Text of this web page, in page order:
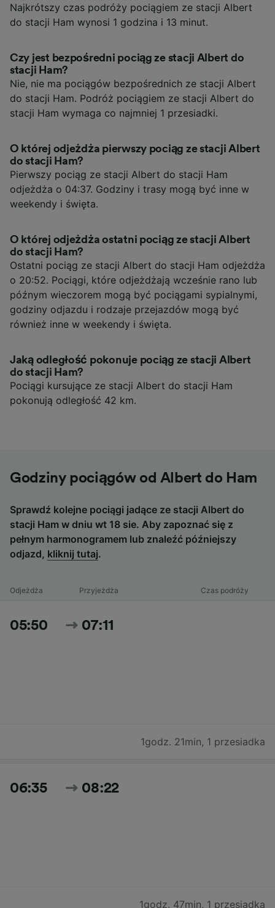
Najkrótszy czas podróży pociągiem ze stacji Albert
do stacji Ham wynosi 1 godzina i 13 minut.
Czy jest bezpośredni pociąg ze stacji Albert do
stacji Ham?
Nie, nie ma pociągów bezpośrednich ze stacji Albert
do stacji Ham. Podróż pociągiem ze stacji Albert do
stacji Ham wymaga co najmniej 1 przesiadki.
O której odjeżdża pierwszy pociąg ze stacji Albert
do stacji Ham?
Pierwszy pociąg ze stacji Albert do stacji Ham
odjeżdża o 04:37. Godziny i trasy mogą być inne w
weekendy i święta.
O której odjeżdża ostatni pociąg ze stacji Albert
do stacji Ham?
Ostatni pociąg ze stacji Albert do stacji Ham odjeżdża
o 20:52. Pociągi, które odjeżdżają wcześnie rano lub
późnym wieczorem mogą być pociągami sypialnymi,
godziny odjazdu i rodzaje przejazdów mogą być
również inne w weekendy i święta.
Jaką odległość pokonuje pociąg ze stacji Albert
do stacji Ham?
Pociągi kursujące ze stacji Albert do stacji Ham
pokonują odległość 42 km.
Godziny pociągów od Albert do Ham
Sprawdź kolejne pociągi jadące ze stacji Albert do
stacji Ham w dniu wt 18 sie. Aby zapoznać się z
pełnym harmonogramem lub znaleźć późniejszy
odjazd, kliknij tutaj.
Odjeżdża Przyjeżdża Czas podróży
05:50 07:11
1godz. 21min, 1 przesiadka
06:35 08:22
1godz. 47min, 1 przesiadka